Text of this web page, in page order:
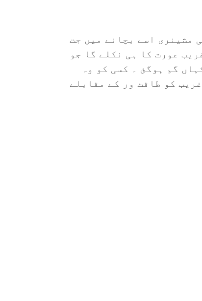
مشینری اسے بچانے میں جت
عورت کا ہی نکلے گا جو
گم ہوگئ ۔ کسی کو وہ
کو طاقت ور کے مقابلے